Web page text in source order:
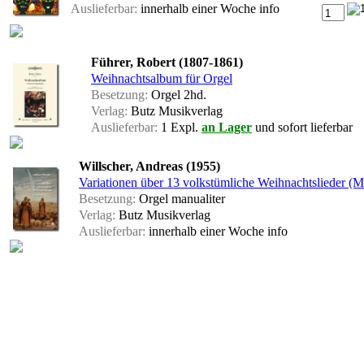
Auslieferbar: innerhalb einer Woche info
Führer, Robert (1807-1861)
Weihnachtsalbum für Orgel
Besetzung: Orgel 2hd.
Verlag: Butz Musikverlag
Auslieferbar: 1 Expl. an Lager und sofort lieferbar
Willscher, Andreas (1955)
Variationen über 13 volkstümliche Weihnachtslieder
Besetzung: Orgel manualiter
Verlag: Butz Musikverlag
Auslieferbar: innerhalb einer Woche info